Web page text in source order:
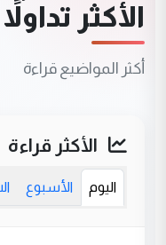
الأكثر تداولاً
أكثر المواضيع قراءة
الأكثر قراءة
اليوم الأسبوع